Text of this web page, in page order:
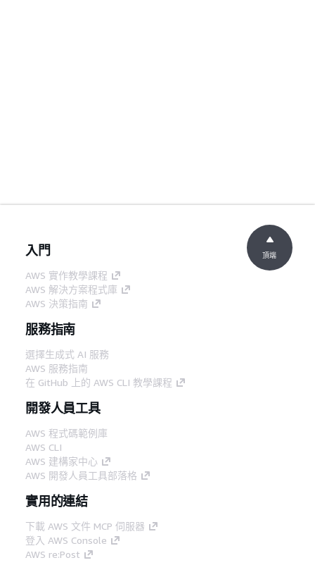
入門
AWS 實作教學課程
AWS 解決方案程式庫
AWS 決策指南
服務指南
選擇生成式 AI 服務
AWS 服務指南
在 GitHub 上的 AWS CLI 教學課程
開發人員工具
AWS 程式碼範例庫
AWS CLI
AWS 建構家中心
AWS 開發人員工具部落格
實用的連結
下載 AWS 文件 MCP 伺服器
登入 AWS Console
AWS re:Post
頂端